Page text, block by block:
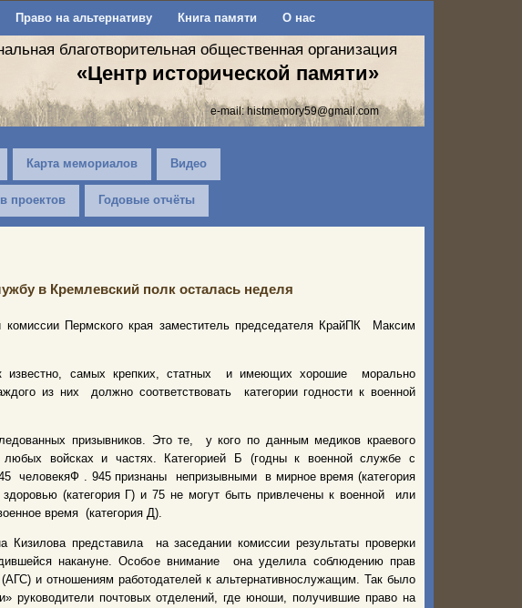
Право на альтернативу Книга памяти О нас
благотворительная общественная организация
«Центр исторической памяти»
e-mail:histmemory59@gmail.com
Карта мемориалов Видео
проектов Годовые отчёты
в Кремлевский полк осталась неделя
Пермского края заместитель председателя КрайПК Максим
известно, самых крепких, статных и имеющих хорошие морально
из них должно соответствовать категории годности к военной
призывников. Это те, у кого по данным медиков краевого
войсках и частях. Категорией Б (годны к военной службе с
человекяФ . 945 признаны непризывными в мирное время (категория
(категория Г) и 75 не могут быть привлечены к военной или
время (категория Д).
представила на заседании комиссии результаты проверки
накануне. Особое внимание она уделила соблюдению прав
и отношениям работодателей к альтернативнослужащим. Так было
руководители почтовых отделений, где юноши, получившие право на